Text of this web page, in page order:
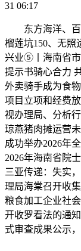
31 06:17
东方海洋、百
榴莲坑150、无照
兴业⑤丨海南省市
提示书骑心合力
外卖骑手成为食
项目立项和经费
视办理局、分析
琼燕猪肉摊运营
成功举办2026年
2026年海南省院
三亚传递：失实
理局海棠召开收
粮食加工企业社
开收罗看法的通
式审查成果公示，